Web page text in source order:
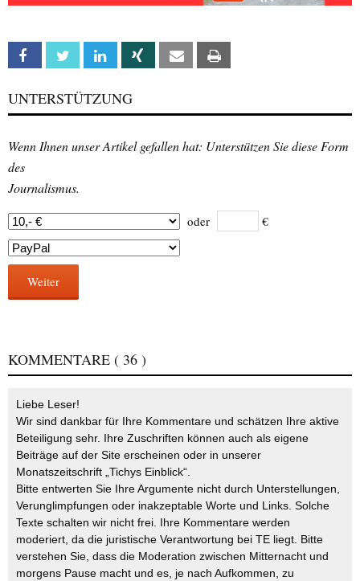
Facebook Twitter Linkedin Xing Email
UNTERSTÜTZUNG
Wenn Ihnen unser Artikel gefallen hat: Unterstützen Sie diese Form
des
Journalismus.
oder €
Weiter
KOMMENTARE ( 36 )
Liebe Leser!
Wir sind dankbar für Ihre Kommentare und schätzen Ihre aktive
Beteiligung sehr. Ihre Zuschriften können auch als eigene
Beiträge auf der Site erscheinen oder in unserer
Monatszeitschrift „Tichys Einblick“.
Bitte entwerten Sie Ihre Argumente nicht durch Unterstellungen,
Verunglimpfungen oder inakzeptable Worte und Links. Solche
Texte schalten wir nicht frei. Ihre Kommentare werden
moderiert, da die juristische Verantwortung bei TE liegt. Bitte
verstehen Sie, dass die Moderation zwischen Mitternacht und
morgens Pause macht und es, je nach Aufkommen, zu